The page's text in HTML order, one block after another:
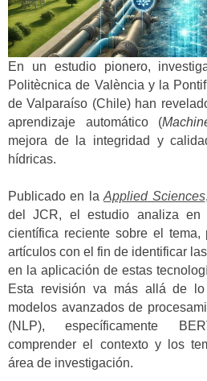
En un estudio pionero,
Politècnica de València y la
de Valparaíso (Chile) han
aprendizaje automático (
mejora de la integridad y
hídricas.
Publicado en laApplied Sciences
del JCR, el estudio analiza en
científica reciente sobre el
artículos con el fin de identificar
en la aplicación de estas
Esta revisión va más allá de
modelos avanzados de
(NLP), específicamente
comprender el contexto y los
área de investigación.